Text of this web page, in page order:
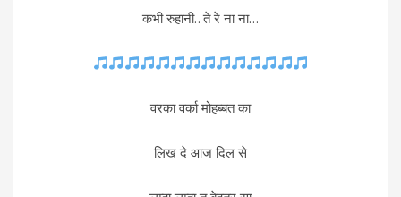
कभी रुहानी.. ते रे ना ना…
वरका वर्का मोहब्बत का
लिख दे आज दिल से